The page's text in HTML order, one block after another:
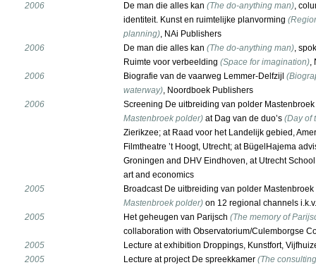
2006
De man die alles kan (The do-anything man),
identiteit. Kunst en ruimtelijke planvorming
planning), NAi Publishers
2006
De man die alles kan (The do-anything man),
Ruimte voor verbeelding (Space for imagination),
2006
Biografie van de vaarweg Lemmer-Delfzijl
waterway), Noordboek Publishers
2006
Screening De uitbreiding van polder Mastenbroek
Mastenbroek polder) at Dag van de duo’s (Day of
Zierikzee; at Raad voor het Landelijk gebied,
Filmtheatre ’t Hoogt, Utrecht; at BügelHajema
Groningen and DHV Eindhoven, at Utrecht
art and economics
2005
Broadcast De uitbreiding van polder Mastenbroek
Mastenbroek polder) on 12 regional channels
2005
Het geheugen van Parijsch (The memory of
collaboration with Observatorium/Culemborgse
2005
Lecture at exhibition Droppings, Kunstfort,
2005
Lecture at project De spreekkamer (The